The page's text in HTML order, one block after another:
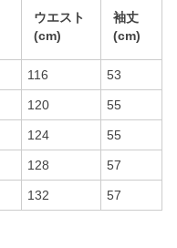
ウエスト
(cm)
袖丈
(cm)
116 53
120 55
124 55
128 57
132 57